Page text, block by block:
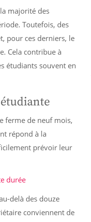
majorité des
Toutefois, des
pour ces derniers, le
Cela contribue à
étudiants souvent en
ferme de neuf mois,
répond à la
prévoir leur
durée
delà des douze
conviennent de